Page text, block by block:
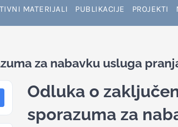
MATERIJALI PUBLIKACIJE PROJEKTI
za nabavku usluga
Odluka o
sporazuma za